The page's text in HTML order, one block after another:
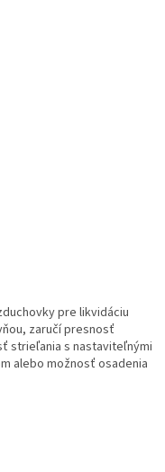
pre likvidáciu
zaručí presnosť
strieľania s nastaviteľnými
alebo možnosť osadenia